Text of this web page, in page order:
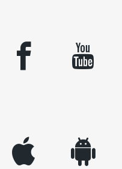
facebook youtube
appleinc android